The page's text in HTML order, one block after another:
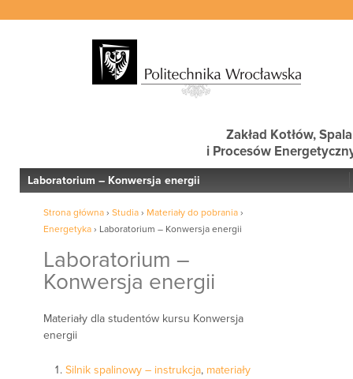
Zakład Kotłów,
i Procesów
Laboratorium – Konwersja energii
Strona główna › Studia › Materiały do pobrania ›
Energetyka › Laboratorium – Konwersja energii
Laboratorium –
Konwersja energii
Materiały dla studentów kursu Konwersja
energii
Silnik spalinowy – instrukcja, materiały